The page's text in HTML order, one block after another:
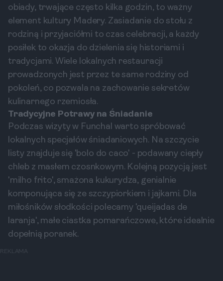
obiady, trwające często kilka godzin, to ważny
element kultury Madery. Zasiadanie do stołu z
rodziną i przyjaciółmi to czas celebracji, a każdy
posiłek to okazja do dzielenia się historiami i
tradycjami. Wiele lokalnych restauracji
prowadzonych jest przez te same rodziny od
pokoleń, co pozwala na zachowanie sekretów
kulinarnego rzemiosła.
Tradycyjne Potrawy na Śniadanie
Podczas wizyty w Funchal warto spróbować
lokalnych specjałów śniadaniowych. Na szczycie
listy znajduje się 'bolo do caco' - podawany ciepły
chleb z masłem czosnkowym. Kolejną pozycją jest
'milho frito', smażona kukurydza, genialnie
komponująca się ze szczypiorkiem i jajkami. Dla
miłośników słodkości polecamy 'queijadas de
laranja', małe ciastka pomarańczowe, które idealnie
dopełnią poranek.
REKLAMA